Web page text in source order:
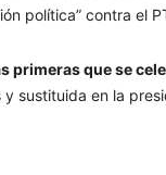
política” contra el
primeras que se
sustituida en la